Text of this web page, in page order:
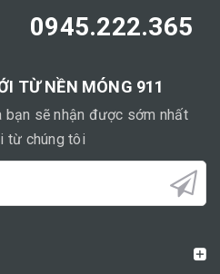
0945.222.365
TỪ NỀN MÓNG 911
bạn sẽ nhận được sớm nhất
từ chúng tôi